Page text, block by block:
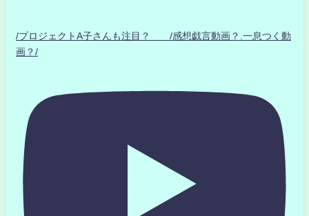
/プロジェクトA子さんも注目？ /感想戯言動画？.一息つく動
画？/